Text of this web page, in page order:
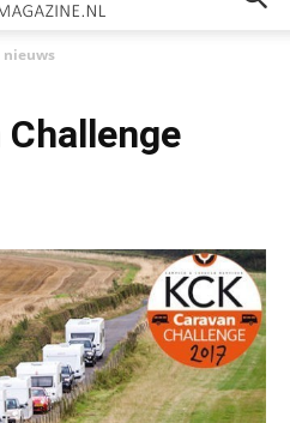
nieuws
Challenge